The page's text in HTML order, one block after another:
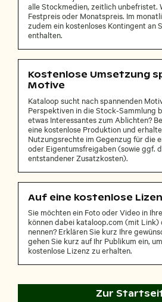
alle Stockmedien, zeitlich unbefristet.
Festpreis oder Monatspreis. Im
zudem ein kostenloses Kontingent an
enthalten.
Kostenlose Umsetzung
Motive
Kataloop sucht nach spannenden
Perspektiven in die Stock-Sammlung
etwas Interessantes zum Ablichten?
eine kostenlose Produktion und
Nutzungsrechte im Gegenzug für die
oder Eigentumsfreigaben (sowie ggf.
entstandener Zusatzkosten).
Auf eine kostenlose
Sie möchten ein Foto oder Video in
können dabei kataloop.com (mit Link)
nennen? Erklären Sie kurz Ihre
gehen Sie kurz auf Ihr Publikum ein,
kostenlose Lizenz zu erhalten.
Zur